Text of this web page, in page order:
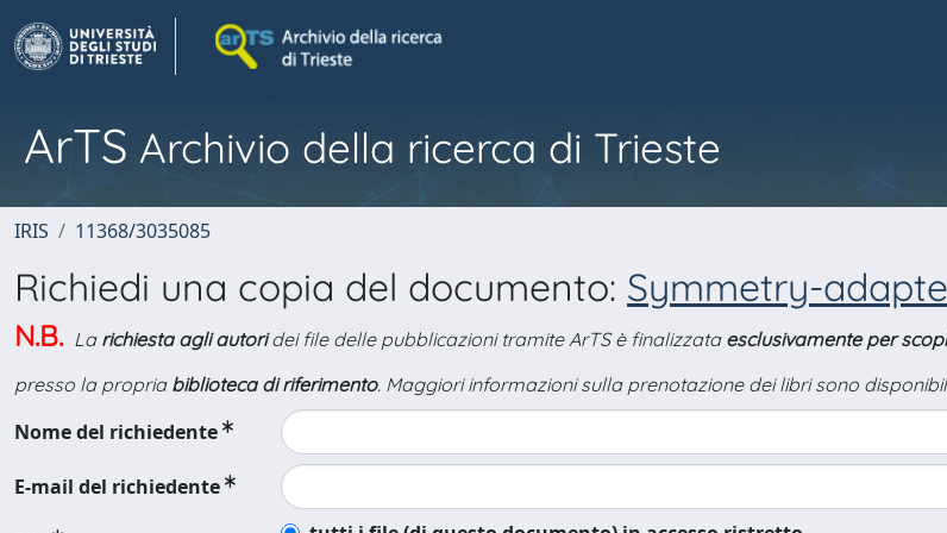
ArTS Archivio della ricerca di Trieste
IRIS 11368/3035085
Richiedi una copia del documento: Symmetry-
N.B. La richiesta agli autoridei file delle pubblicazioni tramite ArTS è finalizzata esclusivamente per
presso la propria biblioteca di riferimento. Maggiori informazioni sulla prenotazione dei libri sono
Nome del richiedente
E-mail del richiedente